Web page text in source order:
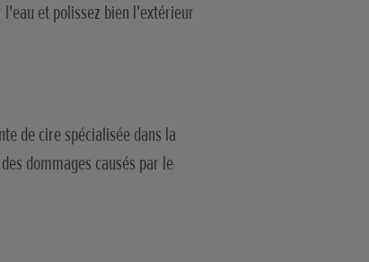
et polissez bien l'extérieur
de cire spécialisée dans la
dommages causés par le